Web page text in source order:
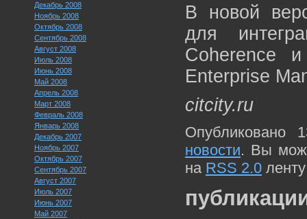
Декабрь 2008
Ноябрь 2008
Октябрь 2008
Сентябрь 2008
Август 2008
Июль 2008
Июнь 2008
Май 2008
Апрель 2008
Март 2008
Февраль 2008
Январь 2008
Декабрь 2007
Ноябрь 2007
Октябрь 2007
Сентябрь 2007
Август 2007
Июль 2007
Июнь 2007
Май 2007
В новой
для
Coherence
Enterprise
citcity.ru
Опубликовано
новости. Вы
на RSS 2.0